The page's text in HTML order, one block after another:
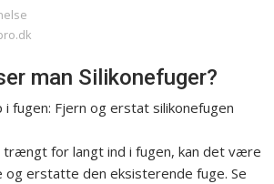
man Silikonefuger?
i fugen: Fjern og erstat silikonefugen
trængt for langt ind i fugen, kan det være
erstatte den eksisterende fuge. Se